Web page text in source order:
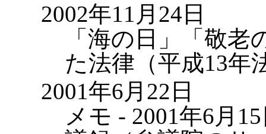
2002年11月24日
「海の日」「敬
た法律（平成13年
2001年6月22日
メモ - 2001年6月